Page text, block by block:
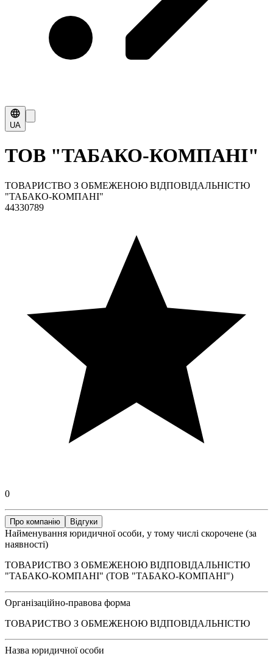
UA
ТОВ "ТАБАКО-КОМПАНІ"
ТОВАРИСТВО З ОБМЕЖЕНОЮ ВІДПОВІДАЛЬНІСТЮ
"ТАБАКО-КОМПАНІ"
44330789
0
Про компанію Відгуки
Найменування юридичної особи, у тому числі скорочене (за
наявності)
ТОВАРИСТВО З ОБМЕЖЕНОЮ ВІДПОВІДАЛЬНІСТЮ
"ТАБАКО-КОМПАНІ" (ТОВ "ТАБАКО-КОМПАНІ")
Організаційно-правова форма
ТОВАРИСТВО З ОБМЕЖЕНОЮ ВІДПОВІДАЛЬНІСТЮ
Назва юридичної особи